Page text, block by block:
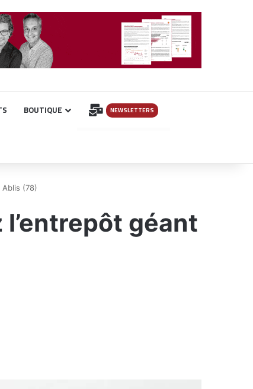
BOUTIQUE INSCRIPTION
NEWSLETTERS
Ablis (78)
l’entrepôt géant